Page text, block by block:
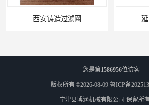
延安铸造过滤网
您是第1586956位访客
版权所有 ©2026-08-09 鲁ICP备
宁津县博涵机械有限公司 保留所